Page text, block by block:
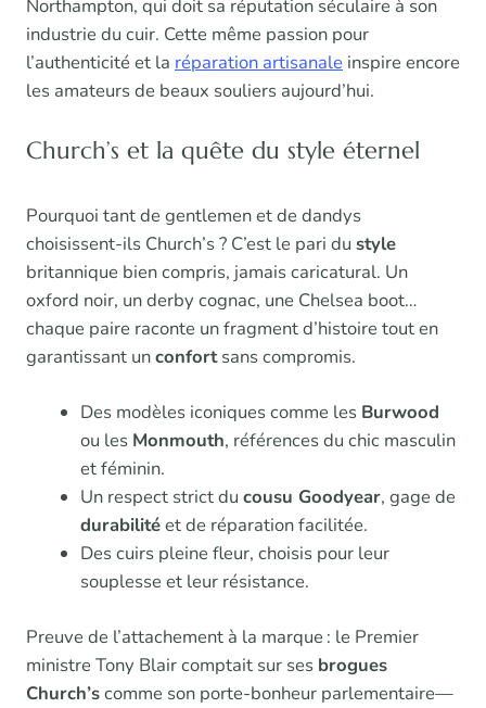
Northampton, qui doit sa réputation séculaire à son
industrie du cuir. Cette même passion pour
l’authenticité et la réparation artisanale inspire encore
les amateurs de beaux souliers aujourd’hui.
Church’s et la quête du style éternel
Pourquoi tant de gentlemen et de dandys
choisissent-ils Church’s ? C’est le pari du style
britannique bien compris, jamais caricatural. Un
oxford noir, un derby cognac, une Chelsea boot…
chaque paire raconte un fragment d’histoire tout en
garantissant unconfortsans compromis.
Des modèles iconiques comme les Burwood
ou les Monmouth, références du chic masculin
et féminin.
Un respect strict du cousu Goodyear, gage de
durabilitéet de réparation facilitée.
Des cuirs pleine fleur, choisis pour leur
souplesse et leur résistance.
Preuve de l’attachement à la marque : le Premier
ministre Tony Blair comptait sur ses brogues
Church’scomme son porte-bonheur parlementaire—